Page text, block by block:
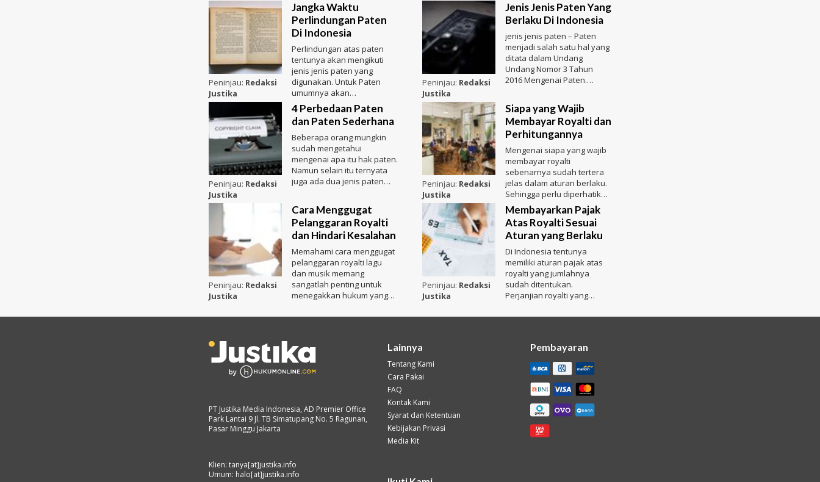
Peninjau: Redaksi
Justika
Jangka Waktu
Perlindungan Paten
Di Indonesia
Perlindungan atas paten
tentunya akan mengikuti
jenis jenis paten yang
digunakan. Untuk Paten
umumnya akan
mendapatkan waktu lebih
lama jika dibandin
Peninjau: Redaksi
Justika
Jenis Jenis Paten Yang
Berlaku Di Indonesia
jenis jenis paten – Paten
menjadi salah satu hal yang
ditata dalam Undang
Undang Nomor 3 Tahun
2016 Mengenai Paten.
Peninjau: Redaksi
Justika
4 Perbedaan Paten
dan Paten Sederhana
Beberapa orang mungkin
sudah mengetahui
mengenai apa itu hak paten.
Namun selain itu ternyata
juga ada dua jenis paten
Peninjau: Redaksi
Justika
Siapa yang Wajib
Membayar Royalti dan
Perhitungannya
Mengenai siapa yang wajib
membayar royalti
sebenarnya sudah tertera
jelas dalam aturan berlaku.
Sehingga perlu diperhatikan
dengan baik agar tidak sa
Peninjau: Redaksi
Justika
Cara Menggugat
Pelanggaran Royalti
dan Hindari Kesalahan
Memahami cara menggugat
pelanggaran royalti lagu
dan musik memang
sangatlah penting untuk
menegakkan hukum yang
hal ini yan
Peninjau: Redaksi
Justika
Membayarkan Pajak
Atas Royalti Sesuai
Aturan yang Berlaku
Di Indonesia tentunya
memiliki aturan pajak atas
royalti yang jumlahnya
sudah ditentukan.
Perjanjian royalti yang
sebelumnya maka ak
PT Justika Media Indonesia, AD Premier Office
Park Lantai 9 Jl. TB Simatupang No. 5 Ragunan,
Pasar Minggu Jakarta
Klien: tanya[at]justika.info
Umum: halo[at]justika.info
Lainnya
Tentang Kami
Cara Pakai
FAQ
Kontak Kami
Syarat dan Ketentuan
Kebijakan Privasi
Media Kit
Pembayaran